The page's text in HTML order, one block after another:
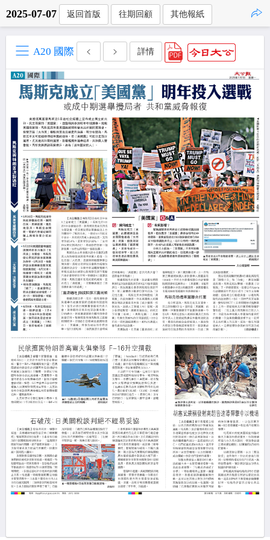
2025-07-07 返回首版 往期回顧 其他報紙
A20 國際 詳情